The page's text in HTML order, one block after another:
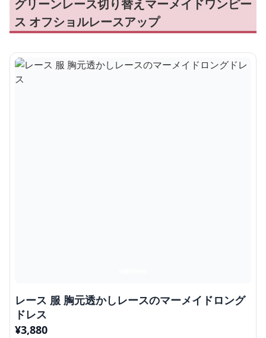
グリーンレース切り替えマーメイドワンピー
ス オフショルレースアップ
レース 服 胸元透かしレースのマーメイドロング
ドレス
¥3,880